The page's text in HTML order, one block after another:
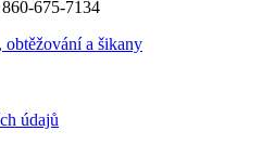
675-7134
obtěžování a šikany
údajů